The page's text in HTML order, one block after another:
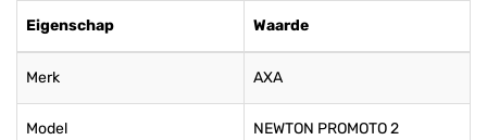
Eigenschap Waarde
Merk AXA
Model NEWTON PROMOTO 2